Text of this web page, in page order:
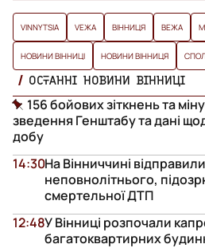
VINNYTSIA VЕЖА ВІННИЦЯ ВЕЖА
НОВИНИ ВІННИЦІ НОВИНИ ВІННИЦЯ
ОСТАННІ НОВИНИ ВІННИЦІ
156 бойових зіткнень та
зведення Генштабу та дані
добу
На Вінниччині
неповнолітнього,
смертельної ДТП
14:30
У Вінниці розпочали
багатоквартирних
12:48